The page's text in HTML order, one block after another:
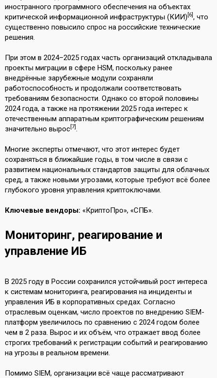
иностранного программного обеспечения на объектах
критической информационной инфраструктуры (КИИ) [6] , что
существенно повысило спрос на российские технические
решения.
При этом в 2024–2025 годах часть организаций откладывала
проекты миграции в сфере HSM, поскольку ранее
внедрённые зарубежные модули сохраняли
работоспособность и продолжали соответствовать
требованиям безопасности. Однако со второй половины
2024 года, а также на протяжении 2025 года интерес к
отечественным аппаратным криптографическим решениям
значительно вырос [7] .
Многие эксперты отмечают, что этот интерес будет
сохраняться в ближайшие годы, в том числе в связи с
развитием национальных стандартов защиты для облачных
сред, а также новыми угрозами, которые требуют всё более
глубокого уровня управления криптоключами.
Ключевые вендоры: «КриптоПро», «СПБ».
Мониторинг, реагирование и
управление ИБ
В 2025 году в России сохранился устойчивый рост интереса
к системам мониторинга, реагирования на инциденты и
управления ИБ в корпоративных средах. Согласно
отраслевым оценкам, число проектов по внедрению SIEM-
платформ увеличилось по сравнению с 2024 годом более
чем в 2 раза. Вырос и их объём, что отражает ввод более
строгих требований к регистрации событий и реагированию
на угрозы в реальном времени.
Помимо SIEM, организации всё чаще рассматривают